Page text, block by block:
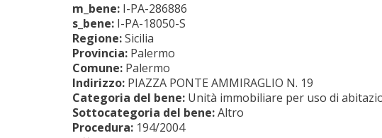
m_bene: I-PA-286886
s_bene: I-PA-18050-S
Regione:Sicilia
Provincia: Palermo
Comune: Palermo
Indirizzo: PIAZZA PONTE AMMIRAGLIO N. 19
Categoria del bene: Unità immobiliare per uso di
Sottocategoria del bene:Altro
Procedura: 194/2004